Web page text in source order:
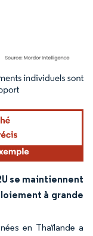
une attribution sous CC BY
se maintiennent
à grande
en Thaïlande a